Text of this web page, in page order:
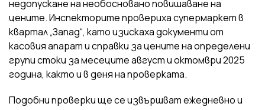
недопускане на необосновано повишаване на
цените. Инспекторите провериха супермаркет в
квартал „Запад“, като изискаха документи от
касовия апарат и справки за цените на определени
групи стоки за месеците август и октомври 2025
година, както и в деня на проверката.
Подобни проверки ще се извършват ежедневно и